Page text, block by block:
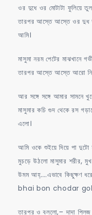
ওর দুধে ওর মোটাটা ফুলিয়ে
তারপর আস্তে আস্তে ওর দুধ
আমি।
মাসুমা নরম পেটের মাঝখানে
তারপর আস্তে আস্তে আরো
আর সঙ্গে সঙ্গে আমার সামনে
মাসুমার কচি গুদ থেকে রস
এলো।
আমি ওকে শুইয়ে দিয়ে পা দুটো
মুচড়ে উঠলো মাসুমার শরীর,
উমম আহ্….এভাবে কিছুক্ষণ
bhai bon chodar golpo
তারপর ও বললো,– দাদা